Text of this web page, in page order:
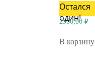
Остался
один!
2500,00 ₽
В корзину